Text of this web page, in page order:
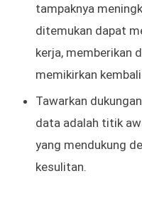
tampaknya
ditemukan dapat
kerja, memberikan
memikirkan
Tawarkan
data adalah titik
yang mendukung
kesulitan.